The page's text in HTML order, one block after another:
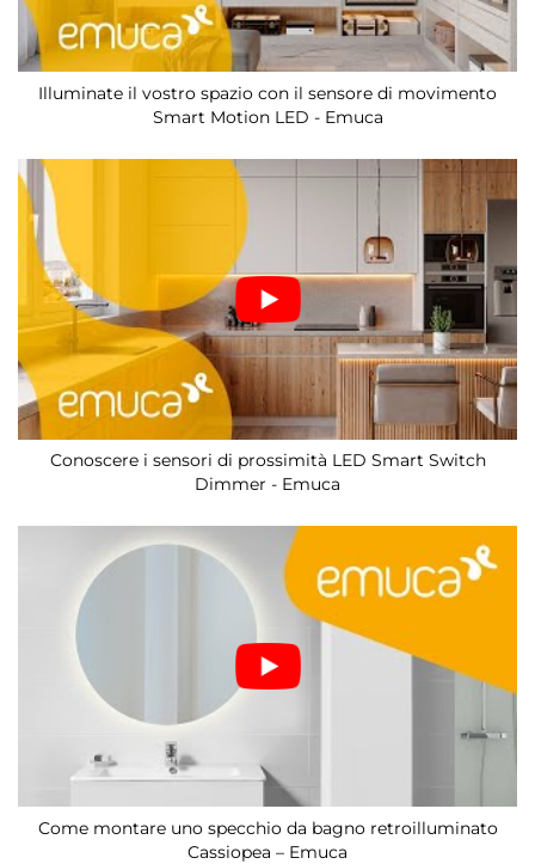
Illuminate il vostro spazio con il sensore di movimento
Smart Motion LED - Emuca
Conoscere i sensori di prossimità LED Smart Switch
Dimmer - Emuca
Come montare uno specchio da bagno retroilluminato
Cassiopea – Emuca